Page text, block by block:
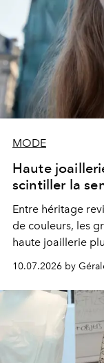
MODE
Haute
scintiller la
Entre héritage
de couleurs, les
haute joaillerie
des collections
10.07.2026 by